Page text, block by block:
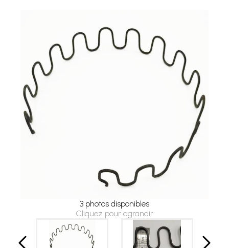
3 photos disponibles
Cliquez pour agrandir